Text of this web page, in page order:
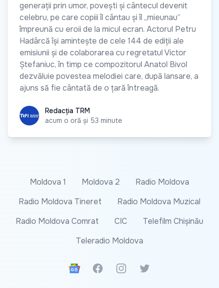
generații prin umor, povești și cântecul devenit
celebru, pe care copiii îl cântau și îl „mieunau”
împreună cu eroii de la micul ecran. Actorul Petru
Hadârcă își amintește de cele 144 de ediții ale
emisiunii și de colaborarea cu regretatul Victor
Ștefaniuc, în timp ce compozitorul Anatol Bivol
dezvăluie povestea melodiei care, după lansare, a
ajuns să fie cântată de o țară întreagă.
Redacția TRM
Redacția TRM
acum o oră și 53 minute
Moldova 1 Moldova 2
Radio Moldova
Radio Moldova Tineret
Radio Moldova Muzical
Radio Moldova Comrat
CIC
Telefilm Chișinău
Teleradio Moldova
Google News
FacebookInstagramTwitter